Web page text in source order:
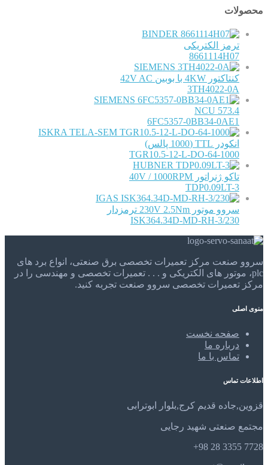
محصولات
BINDER
ترمز الکتریکی
8661114H07
SIEMENS
کنتاکتور 4KW با بوبین 42V AC
3TH4022-0A
SIEMENS
NCU 573.4
6FC5357-0BB34-0AE1
ISKRA TELA-SEM
انکودر TTL (1000 پالس)
TGR10.5-12-L-DO-64-1000
HUBNER
تاکو ژنراتور 40V / 1000RPM
TDP0.09LT-3
IGAS
سروو موتور 230V 2.5Nm ترمزدار
ISK364.34D-MD-RH-3/230
سروو صنعت مرکز تعمیرات تخصصی برق صنعتی، انواع برد های
plc، موتور های الکتریکی و . . . تعمیرات تخصصی و مهندسی را در
مرکز تعمیرات تخصصی سروو صنعت تجربه کنید.
منوی اصلی
صفحه نخست
درباره ما
تماس با ما
اطلاعات تماس
قزوین,جاده قدیم کرج,بلوار ابوترابی
مجتمع صنعتی شهید رجایی
7728 3355 28 98+